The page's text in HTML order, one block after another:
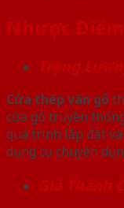
Nhược
Trọng
Cửa thép vân gỗ
cửa gỗ truyền
quá trình lắp đặt và
dụng cụ chuyên
Giá Thành